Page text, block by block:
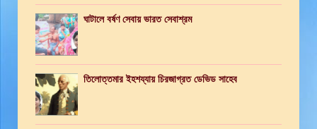
ঘাটালে বর্ষণ সেবায় ভারত সেবাশ্রম
তিলোত্তমার ইহশয্যায় চিরজাগ্রত ডেভিড সাহেব